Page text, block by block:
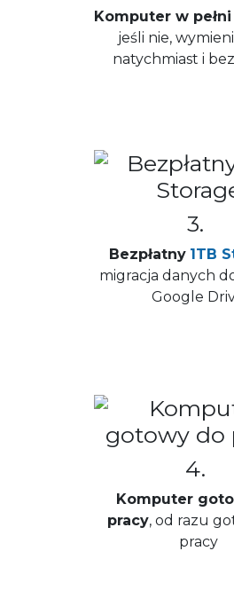
4.
Komputer
pracy, od razu
pracy
3.
Bezpłatny 1TB
migracja danych
Google
Komputer w
jeśli nie,
natychmiast i